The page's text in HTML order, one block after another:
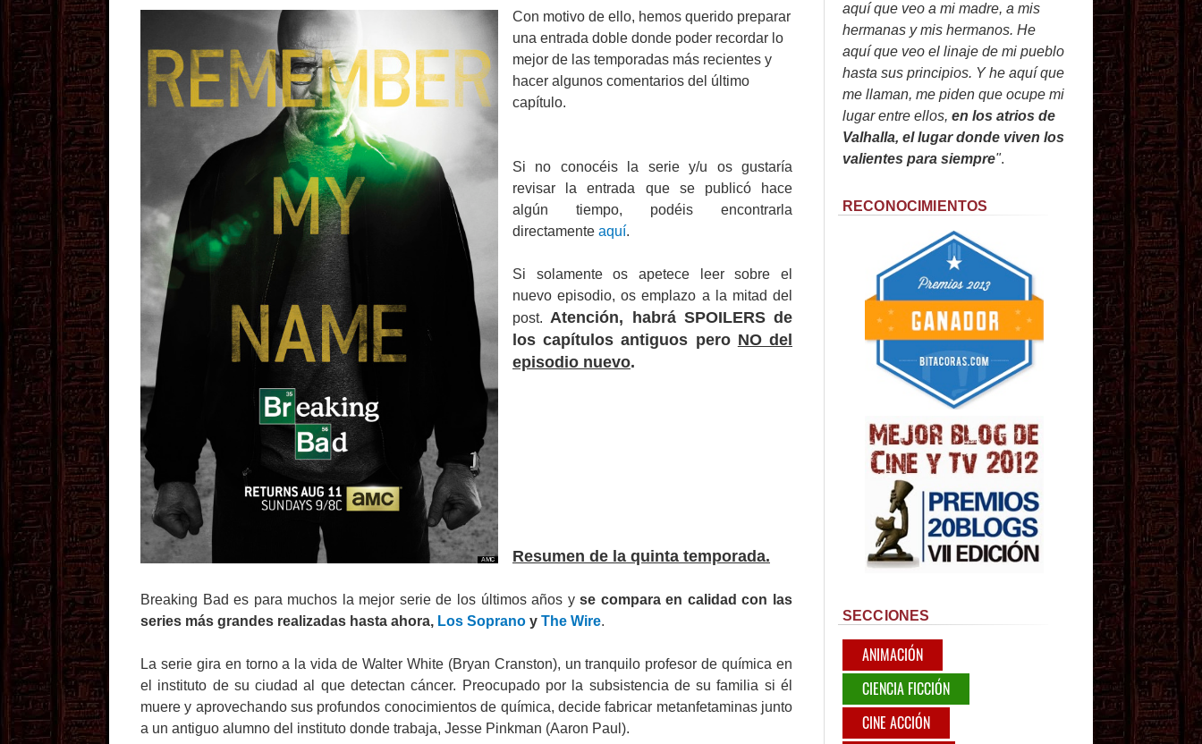
Con motivo de ello, hemos querido preparar
una entrada doble donde poder recordar lo
mejor de las temporadas más recientes y
hacer algunos comentarios del último
capítulo.
Si no conocéis la serie y/u os gustaría
revisar la entrada que se publicó hace
algún tiempo, podéis encontrarla
directamente aquí.
Si solamente os apetece leer sobre el
nuevo episodio, os emplazo a la mitad del
post. Atención, habrá SPOILERS de
los capítulos antiguos pero NO del
episodio nuevo.
Resumen de la quinta temporada.
Breaking Bad es para muchos la mejor serie de los últimos años yse compara en calidad con las
series más grandes realizadas hasta ahora, Los Soprano y The Wire.
La serie gira en torno a la vida de Walter White (Bryan Cranston), un tranquilo profesor de química en
el instituto de su ciudad al que detectan cáncer. Preocupado por la subsistencia de su familia si él
muere y aprovechando sus profundos conocimientos de química, decide fabricar metanfetaminas junto
a un antiguo alumno del instituto donde trabaja, Jesse Pinkman (Aaron Paul).
aquí que veo a mi madre, a mis
hermanas y mis hermanos. He
aquí que veo el linaje de mi pueblo
hasta sus principios. Y he aquí que
me llaman, me piden que ocupe mi
lugar entre ellos, en los atrios de
Valhalla, el lugar donde viven los
valientes para siempre".
RECONOCIMIENTOS
SECCIONES
ANIMACIÓN
CIENCIA FICCIÓN
CINE ACCIÓN